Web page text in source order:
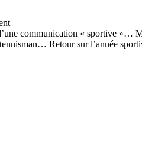
communication « sportive
Retour sur l’année